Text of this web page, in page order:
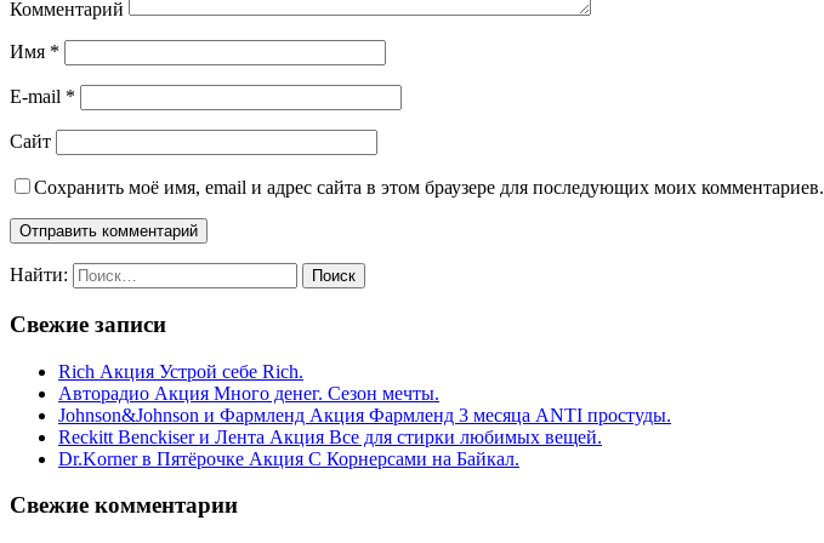
Комментарий
Имя *
E-mail *
Сайт
Сохранить моё имя, email и адрес сайта в этом браузере для последующих моих комментариев.
Найти:
Свежие записи
Rich Акция Устрой себе Rich.
Авторадио Акция Много денег. Сезон мечты.
Johnson&Johnson и Фармленд Акция Фармленд 3 месяца ANTI простуды.
Reckitt Benckiser и Лента Акция Все для стирки любимых вещей.
Dr.Korner в Пятёрочке Акция С Корнерсами на Байкал.
Свежие комментарии